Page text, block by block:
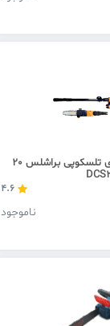
اره زنجیری شارژی تلسکوپی براشلس 20
4.6
ناموجود